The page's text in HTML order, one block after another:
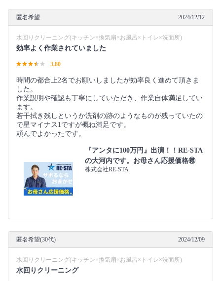
匿名希望 2024/12/12
水回りクリーニング(キッチン×換気扇×お風呂×トイレ×洗面所)
効率よく作業されていました
3.80
時間の都合上2名でお願いしましたが効率良く進めて頂きま
した。
作業説明や確認も丁寧にしていただき、作業自体満足してい
ます。
若干拭き残しというか洗剤の跡のようなものが残っていたの
で星マイナス1ですが概ね満足です。
頼んでよかったです。
『アンタに100万円』出演！！RE-STA
の大河内です。お母さん応援価格🉐
株式会社RE-STA
匿名希望(30代) 2024/12/09
水回りクリーニング(キッチン×換気扇×お風呂×トイレ×洗面所)
水回りクリーニング